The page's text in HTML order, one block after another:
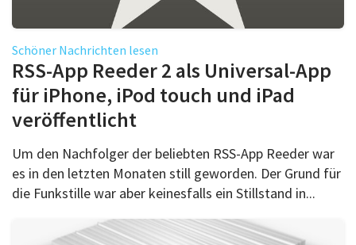
Schöner Nachrichten lesen
RSS-App Reeder 2 als Universal-App
für iPhone, iPod touch und iPad
veröffentlicht
Um den Nachfolger der beliebten RSS-App Reeder war
es in den letzten Monaten still geworden. Der Grund für
die Funkstille war aber keinesfalls ein Stillstand in...